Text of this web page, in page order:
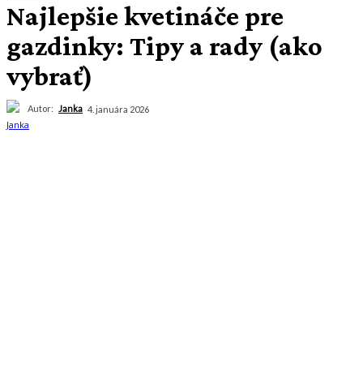
Najlepšie kvetináče pre
gazdinky: Tipy a rady (ako
vybrať)
Autor: Janka 4. januára 2026